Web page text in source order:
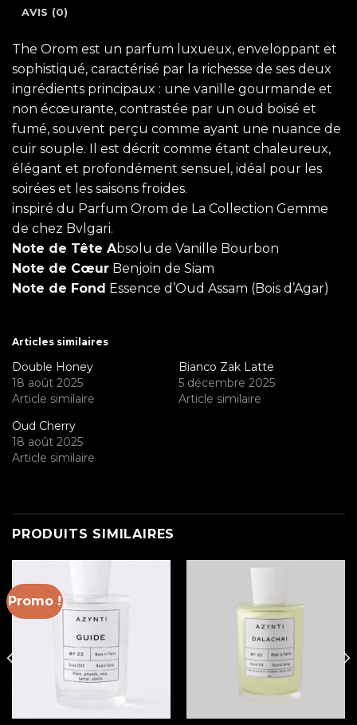
AVIS (0)
The Orom est un parfum luxueux, enveloppant et
sophistiqué, caractérisé par la richesse de ses deux
ingrédients principaux : une vanille gourmande et
non écœurante, contrastée par un oud boisé et
fumé, souvent perçu comme ayant une nuance de
cuir souple. Il est décrit comme étant chaleureux,
élégant et profondément sensuel, idéal pour les
soirées et les saisons froides.
inspiré du Parfum Orom de La Collection Gemme
de chez Bvlgari.
Note de Tête Absolu de Vanille Bourbon
Note de Cœur Benjoin de Siam
Note de Fond Essence d’Oud Assam (Bois d’Agar)
Articles similaires
Double Honey
18 août 2025
Article similaire
Bianco Zak Latte
5 décembre 2025
Article similaire
Oud Cherry
18 août 2025
Article similaire
PRODUITS SIMILAIRES
Promo !